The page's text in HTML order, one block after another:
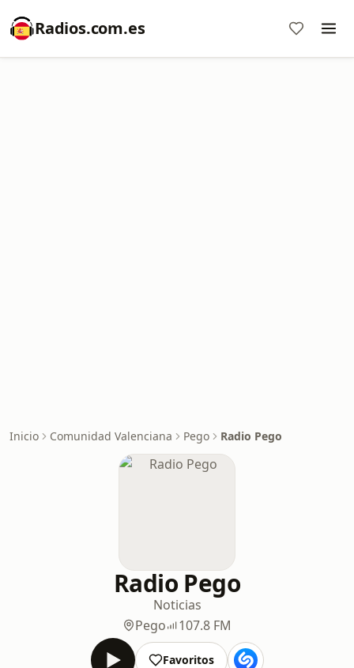
Radios.com.es
Inicio Comunidad Valenciana Pego Radio Pego
Radio Pego
Noticias
Pego
107.8 FM
Favoritos